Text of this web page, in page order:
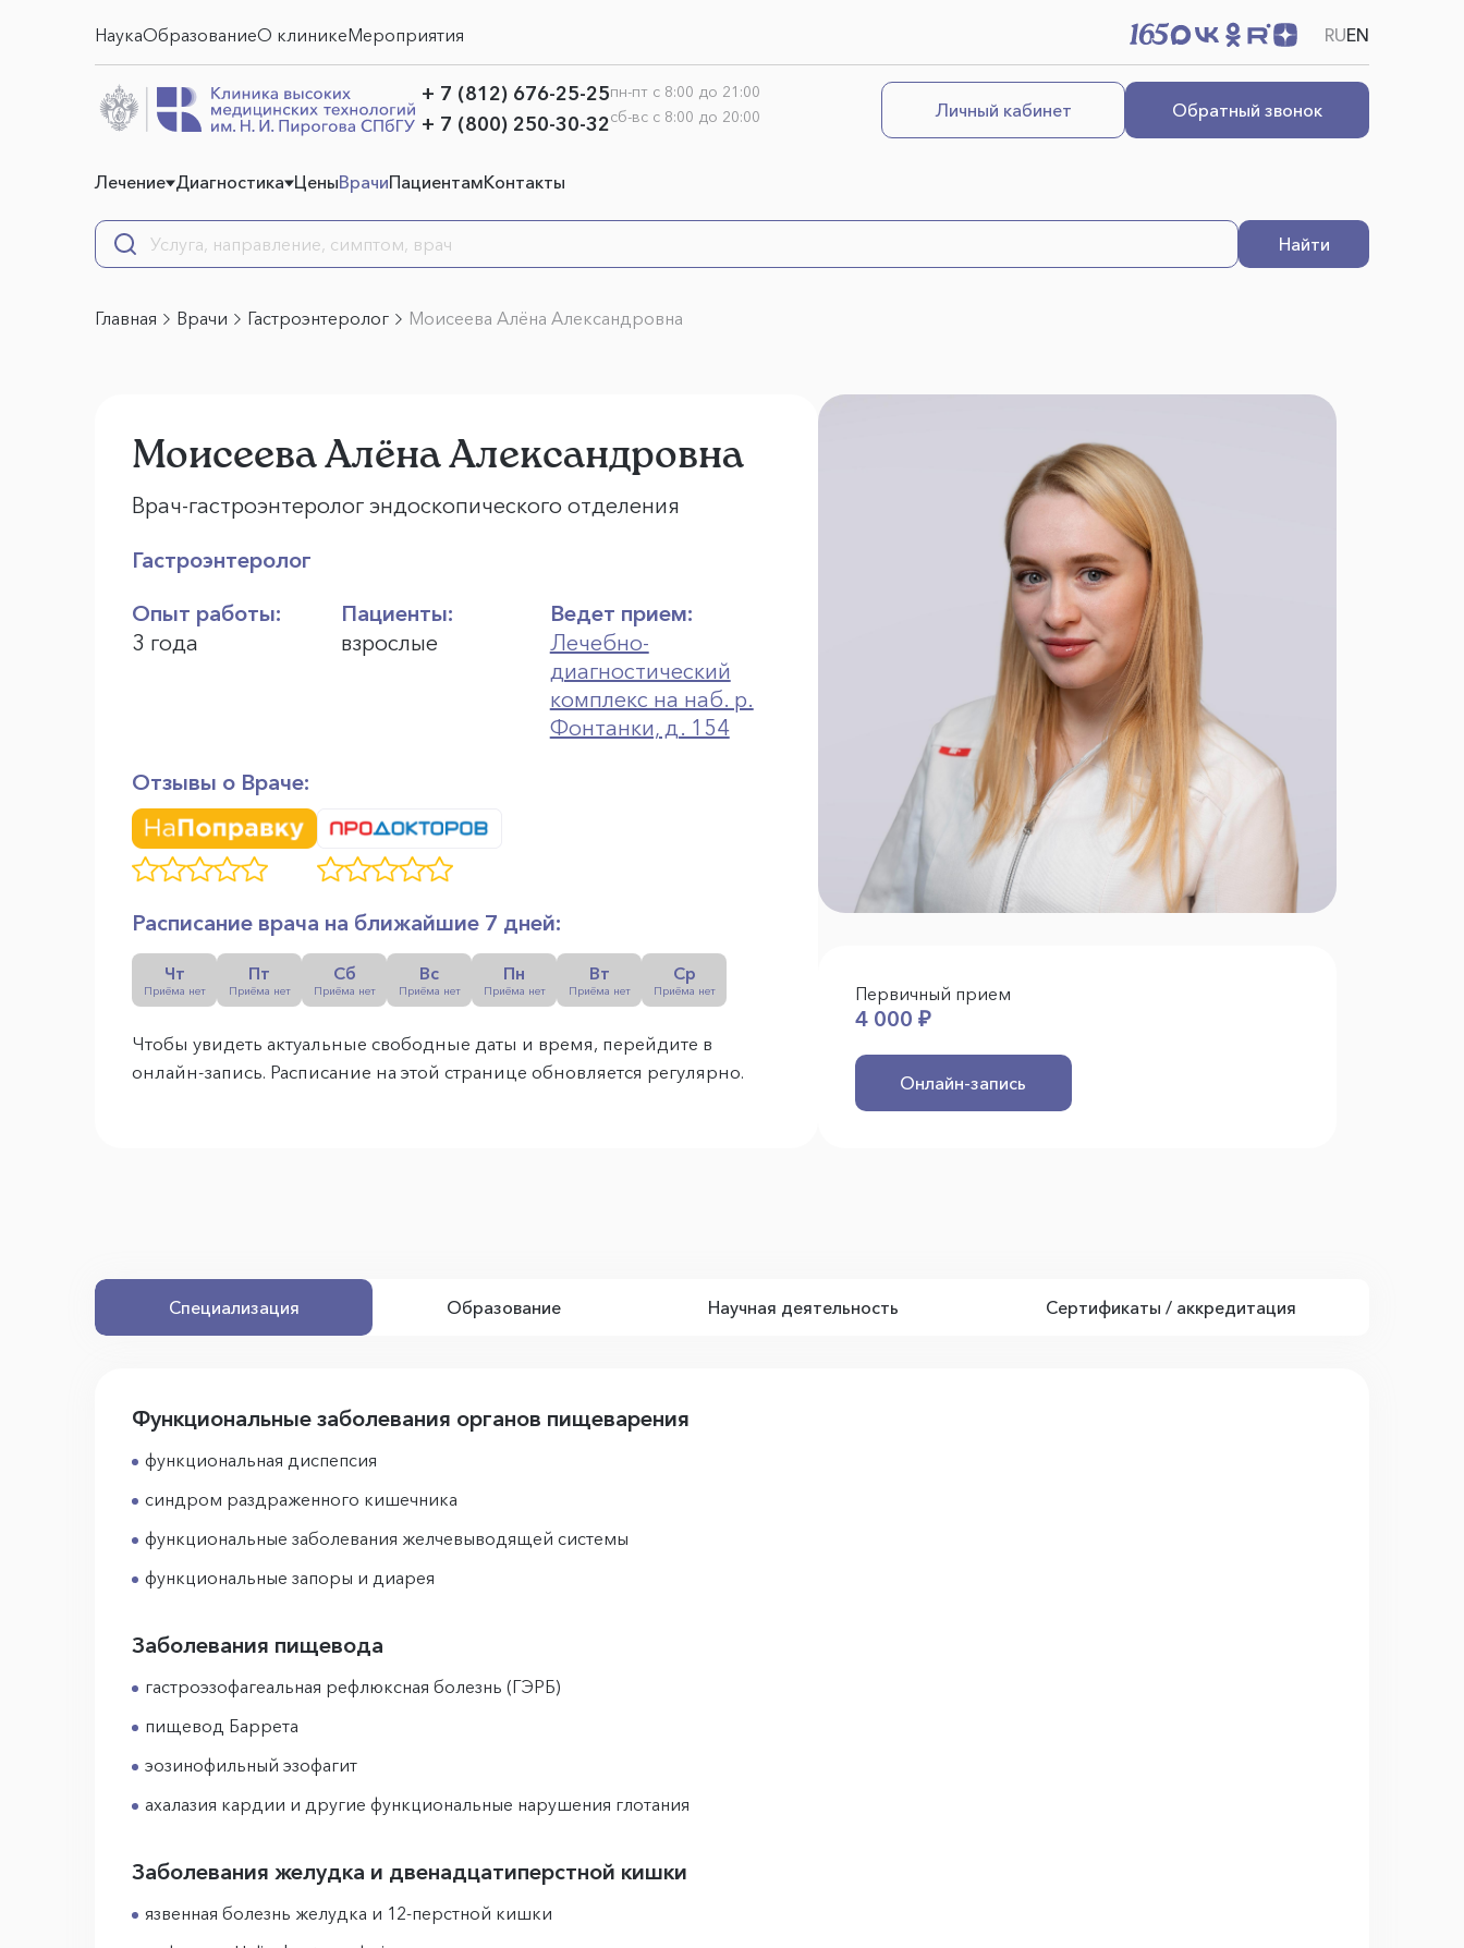
НаукаОбразованиеО клиникеМероприятия RUEN
+ 7 (812) 676-25-25
+ 7 (800) 250-30-32
пн-пт с 8:00 до 21:00
сб-вс с 8:00 до 20:00
Обратный звонок
Личный кабинет
Лечение Диагностика ЦеныВрачиПациентамКонтакты
Найти
Главная Врачи Гастроэнтеролог Моисеева Алёна Александровна
Моисеева Алёна Александровна
Врач-гастроэнтеролог эндоскопического отделения
Гастроэнтеролог
Опыт работы:
3 года
Пациенты:
взрослые
Ведет прием:
Лечебно-
диагностический
комплекс на наб. р.
Фонтанки, д. 154
Отзывы о Враче:
Расписание врача на ближайшие 7 дней:
Чт
Приёма нет
Пт
Приёма нет
Сб
Приёма нет
Вс
Приёма нет
Пн
Приёма нет
Вт
Приёма нет
Ср
Приёма нет
Чтобы увидеть актуальные свободные даты и время, перейдите в
онлайн-запись. Расписание на этой странице обновляется регулярно.
Первичный прием
4 000 ₽
Онлайн-запись
Специализация Образование Научная деятельность Сертификаты / аккредитация
Функциональные заболевания органов пищеварения
функциональная диспепсия
синдром раздраженного кишечника
функциональные заболевания желчевыводящей системы
функциональные запоры и диарея
Заболевания пищевода
гастроэзофагеальная рефлюксная болезнь (ГЭРБ)
пищевод Баррета
эозинофильный эзофагит
ахалазия кардии и другие функциональные нарушения глотания
Заболевания желудка и двенадцатиперстной кишки
язвенная болезнь желудка и 12-перстной кишки